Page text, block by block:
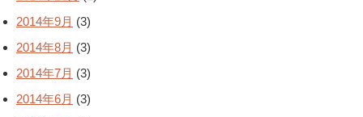
2014年9月 (3)
2014年8月 (3)
2014年7月 (3)
2014年6月 (3)